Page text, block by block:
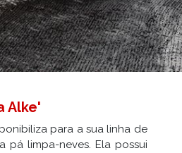
Alke'
para a sua linha de
pá limpa-neves. Ela possui